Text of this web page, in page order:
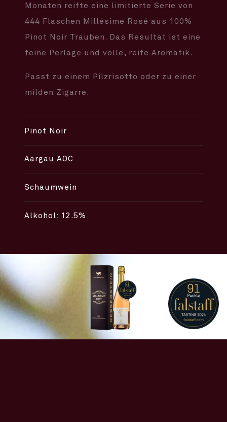
Monaten reifte eine limitierte Serie von
444 Flaschen Millésime Rosé aus 100%
Pinot Noir Trauben. Das Resultat ist eine
feine Perlage und volle, reife Aromatik.
Passt zu einem Pilzrisotto oder zu einer
milden Zigarre.
Pinot Noir
Aargau AOC
Schaumwein
Alkohol: 12.5%